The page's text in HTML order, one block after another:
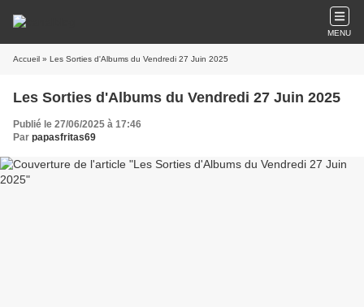
MENU
Accueil » Les Sorties d'Albums du Vendredi 27 Juin 2025
Les Sorties d'Albums du Vendredi 27 Juin 2025
Publié le 27/06/2025 à 17:46
Par papasfritas69